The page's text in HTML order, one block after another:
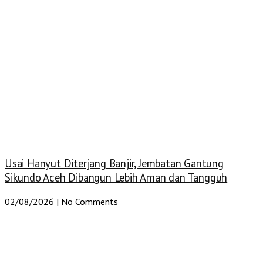
Usai Hanyut Diterjang Banjir, Jembatan Gantung
Sikundo Aceh Dibangun Lebih Aman dan Tangguh
02/08/2026 No Comments